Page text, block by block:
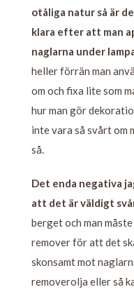
otåliga natur så är
klara efter att man
naglarna under
heller förrän man
om och fixa lite som
hur man gör
inte vara så svårt om
så.
Det enda negativa
att det är väldigt
berget och man
remover för att det
skonsamt mot
removerolja eller så